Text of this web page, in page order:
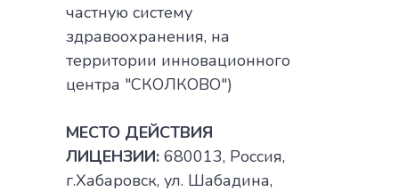
частную систему
здравоохранения, на
территории инновационного
центра "СКОЛКОВО")
МЕСТО ДЕЙСТВИЯ
ЛИЦЕНЗИИ: 680013, Россия,
г.Хабаровск, ул. Шабадина,